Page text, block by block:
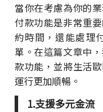
當你在考慮為你的
付款功能是非常重
約時間，還能處理
單。在這篇文章中
款功能，並將生活
運行更加順暢。
1.支援多元金流